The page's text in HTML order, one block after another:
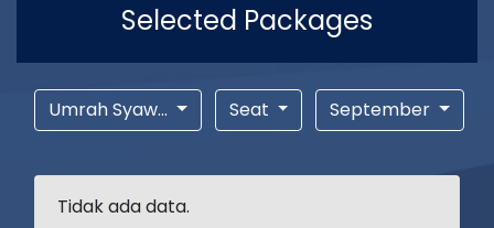
Selected Packages
Umrah Syaw... Seat September
Tidak ada data.